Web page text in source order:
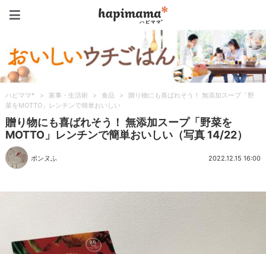
ハピママ* > 家事・生活術 > 食品 >
贈り物にも喜ばれそう！ 無添加スープ「野
菜をMOTTO」レンチンで簡単おいしい
贈り物にも喜ばれそう！ 無添加スープ「野菜を
MOTTO」レンチンで簡単おいしい（写真 14/22）
ポンヌふ 2022.12.15 16:00